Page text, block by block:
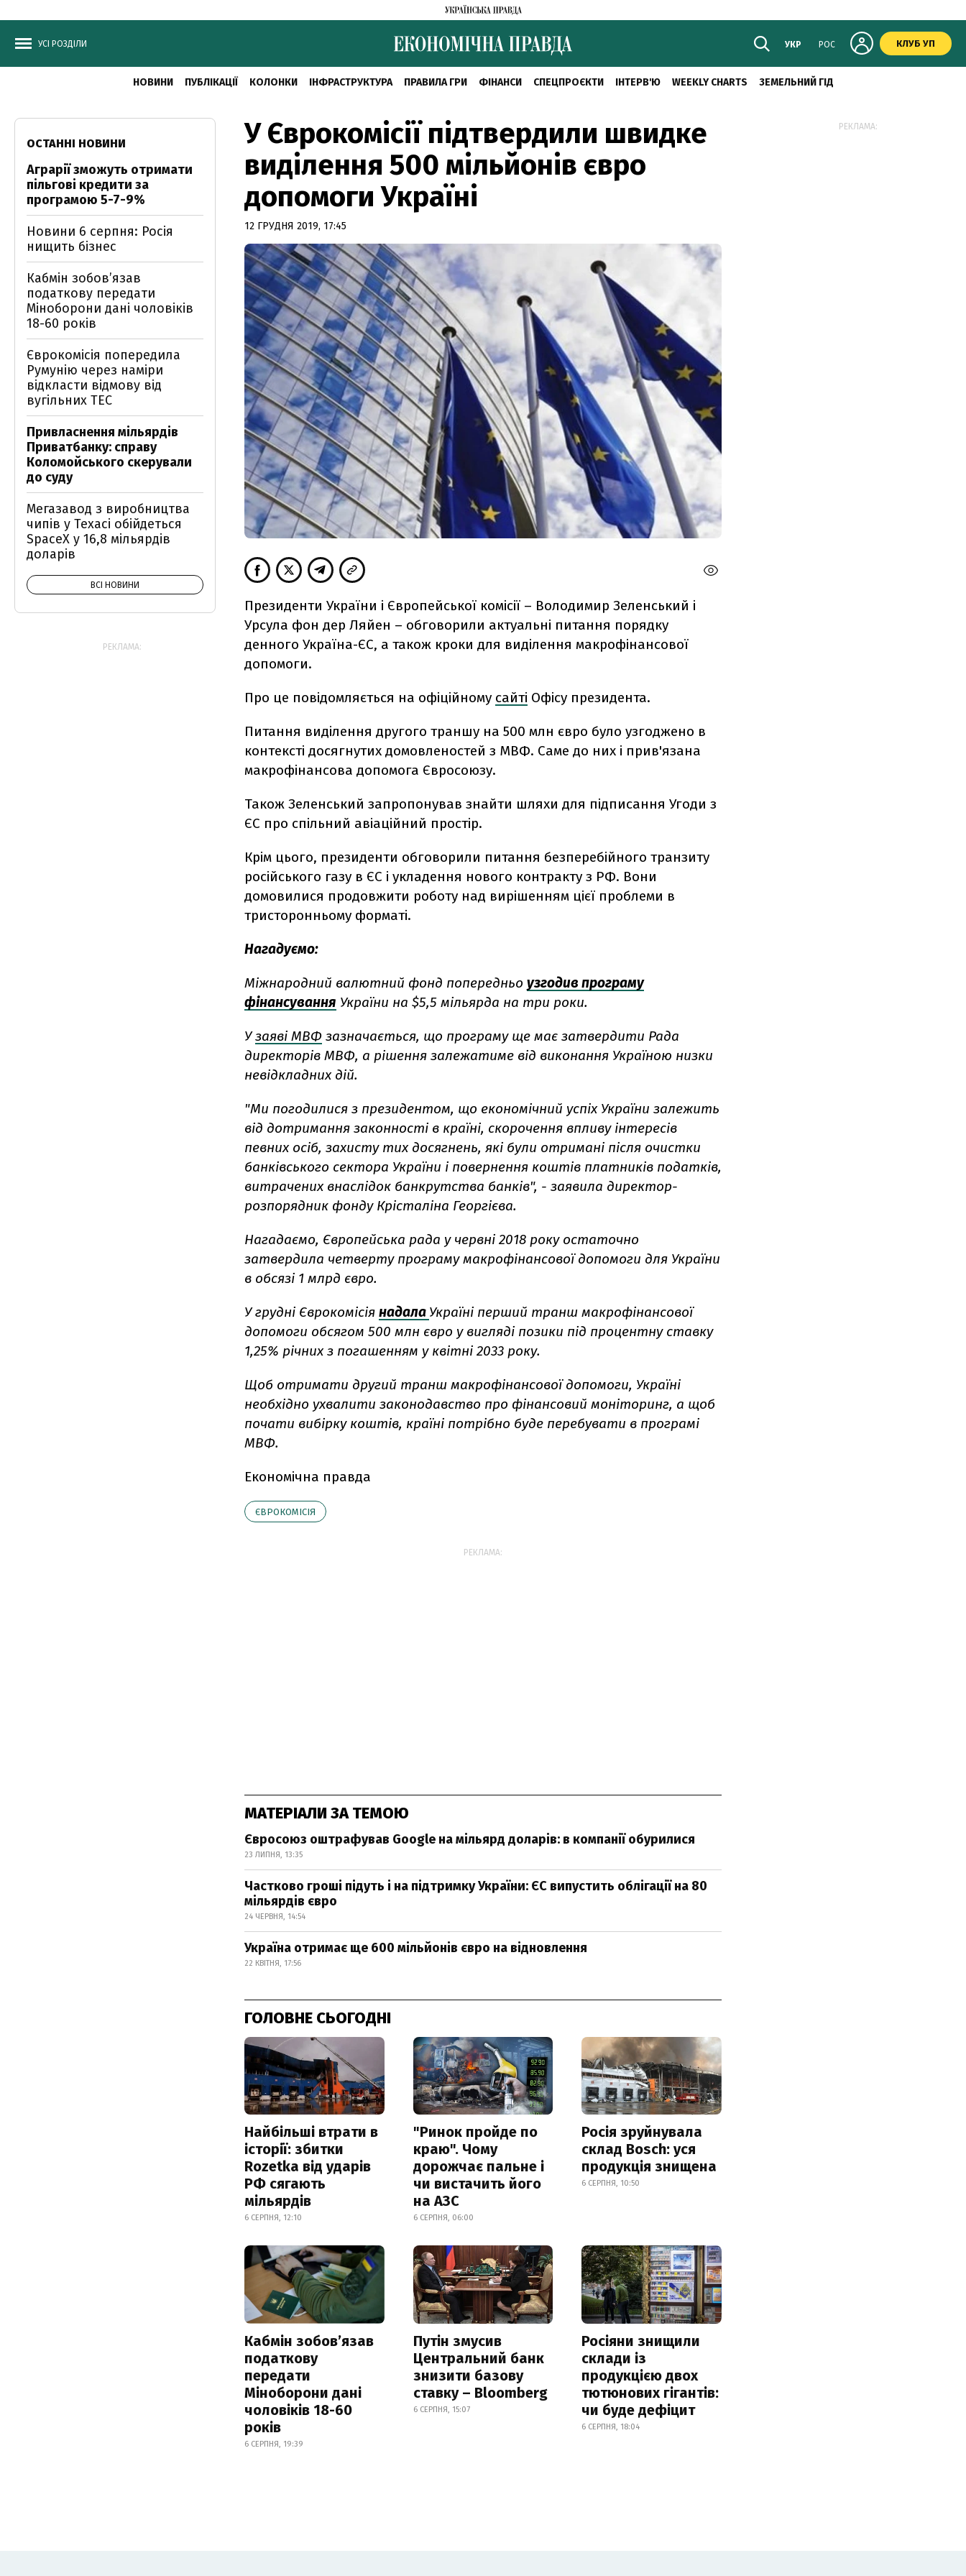
УСІ РОЗДІЛИ УКР РОС КЛУБ УП
НОВИНИ ПУБЛІКАЦІЇ КОЛОНКИ ІНФРАСТРУКТУРА ПРАВИЛА ГРИ ФІНАНСИ СПЕЦПРОЄКТИ ІНТЕРВ'Ю WEEKLY CHARTS ЗЕМЕЛЬНИЙ ГІД
У Єврокомісії підтвердили швидке
виділення 500 мільйонів євро
допомоги Україні
12 ГРУДНЯ 2019, 17:45
Президенти України і Європейської комісії – Володимир Зеленський і
Урсула фон дер Ляйен – обговорили актуальні питання порядку
денного Україна-ЄС, а також кроки для виділення макрофінансової
допомоги.
Про це повідомляється на офіційному сайті Офісу президента.
Питання виділення другого траншу на 500 млн євро було узгоджено в
контексті досягнутих домовленостей з МВФ. Саме до них і прив'язана
макрофінансова допомога Євросоюзу.
Також Зеленський запропонував знайти шляхи для підписання Угоди з
ЄС про спільний авіаційний простір.
Крім цього, президенти обговорили питання безперебійного транзиту
російського газу в ЄС і укладення нового контракту з РФ. Вони
домовилися продовжити роботу над вирішенням цієї проблеми в
тристоронньому форматі.
Нагадуємо:
Міжнародний валютний фонд попередньо узгодив програму
фінансування України на $5,5 мільярда на три роки.
Узаяві МВФ зазначається, що програму ще має затвердити Рада
директорів МВФ, а рішення залежатиме від виконання Україною низки
невідкладних дій.
"Ми погодилися з президентом, що економічний успіх України залежить
від дотримання законності в країні, скорочення впливу інтересів
певних осіб, захисту тих досягнень, які були отримані після очистки
банківського сектора України і повернення коштів платників податків,
витрачених внаслідок банкрутства банків", - заявила директор-
розпорядник фонду Крісталіна Георгієва.
Нагадаємо, Європейська рада у червні 2018 року остаточно
затвердила четверту програму макрофінансової допомоги для України
в обсязі 1 млрд євро.
У грудні Єврокомісія надала Україні перший транш макрофінансової
допомоги обсягом 500 млн євро у вигляді позики під процентну ставку
1,25% річних з погашенням у квітні 2033 року.
Щоб отримати другий транш макрофінансової допомоги, Україні
необхідно ухвалити законодавство про фінансовий моніторинг, а щоб
почати вибірку коштів, країні потрібно буде перебувати в програмі
МВФ.
Економічна правда
ЄВРОКОМІСІЯ
РЕКЛАМА:
МАТЕРІАЛИ ЗА ТЕМОЮ
Євросоюз оштрафував Google на мільярд доларів: в компанії обурилися
23 ЛИПНЯ, 13:35
Частково гроші підуть і на підтримку України: ЄС випустить облігації на 80
мільярдів євро
24 ЧЕРВНЯ, 14:54
Україна отримає ще 600 мільйонів євро на відновлення
22 КВІТНЯ, 17:56
ГОЛОВНЕ СЬОГОДНІ
Найбільші втрати в
історії: збитки
Rozetka від ударів
РФ сягають
мільярдів
6 СЕРПНЯ, 12:10
"Ринок пройде по
краю". Чому
дорожчає пальне і
чи вистачить його
на АЗС
6 СЕРПНЯ, 06:00
Росія зруйнувала
склад Bosch: уся
продукція знищена
6 СЕРПНЯ, 10:50
Кабмін зобовʼязав
податкову
передати
Міноборони дані
чоловіків 18-60
років
6 СЕРПНЯ, 19:39
Путін змусив
Центральний банк
знизити базову
ставку – Bloomberg
6 СЕРПНЯ, 15:07
Росіяни знищили
склади із
продукцією двох
тютюнових гігантів:
чи буде дефіцит
6 СЕРПНЯ, 18:04
ОСТАННІ НОВИНИ
Аграрії зможуть отримати
пільгові кредити за
програмою 5-7-9%
Новини 6 серпня: Росія
нищить бізнес
Кабмін зобовʼязав
податкову передати
Міноборони дані чоловіків
18-60 років
Єврокомісія попередила
Румунію через наміри
відкласти відмову від
вугільних ТЕС
Привласнення мільярдів
Приватбанку: справу
Коломойського скерували
до суду
Мегазавод з виробництва
чипів у Техасі обійдеться
SpaceX у 16,8 мільярдів
доларів
ВСІ НОВИНИ
РЕКЛАМА:
РЕКЛАМА: